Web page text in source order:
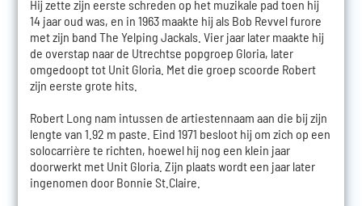
Hij zette zijn eerste schreden op het muzikale pad toen hij
14 jaar oud was, en in 1963 maakte hij als Bob Revvel furore
met zijn band The Yelping Jackals. Vier jaar later maakte hij
de overstap naar de Utrechtse popgroep Gloria, later
omgedoopt tot Unit Gloria. Met die groep scoorde Robert
zijn eerste grote hits.
Robert Long nam intussen de artiestennaam aan die bij zijn
lengte van 1.92 m paste. Eind 1971 besloot hij om zich op een
solocarrière te richten, hoewel hij nog een klein jaar
doorwerkt met Unit Gloria. Zijn plaats wordt een jaar later
ingenomen door Bonnie St.Claire.